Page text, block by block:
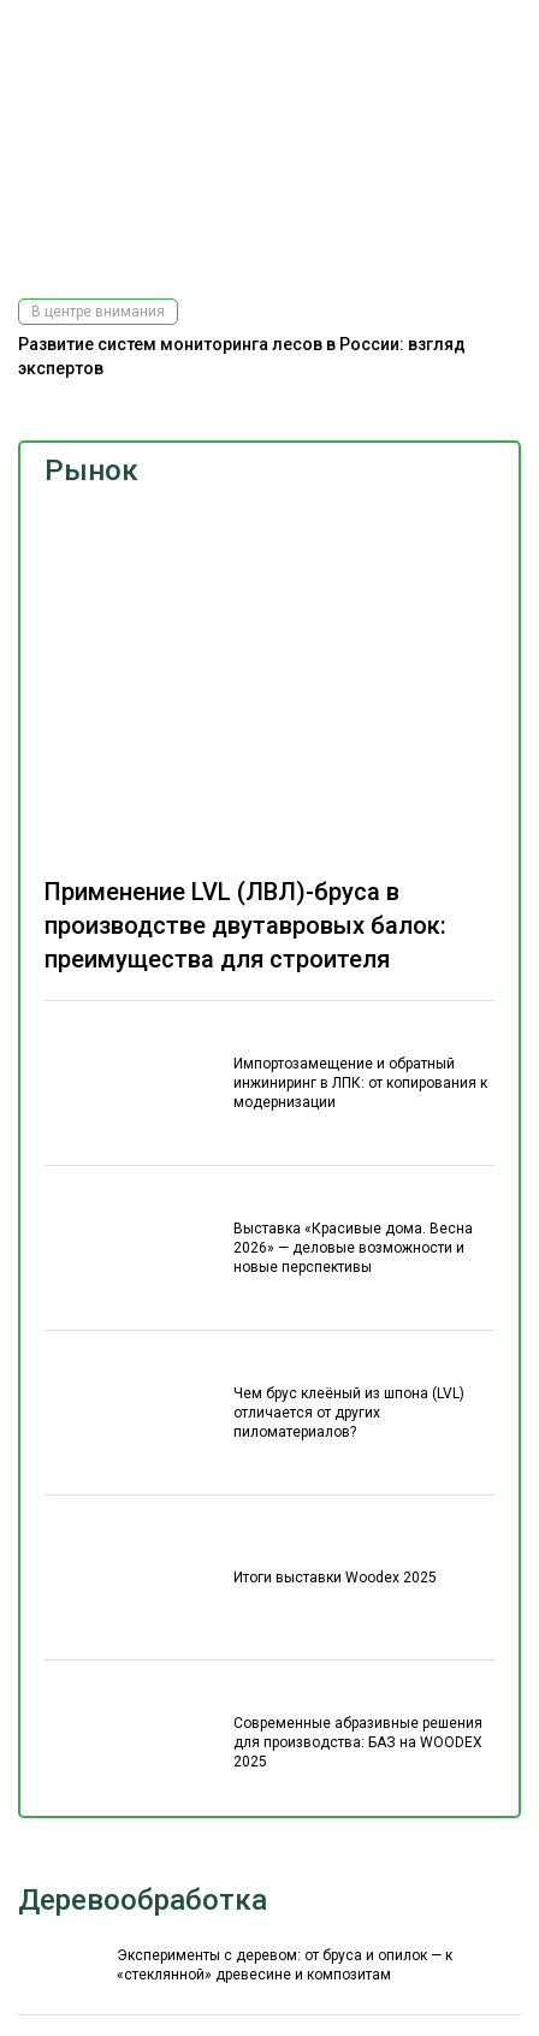
Рынок
Импортозамещение и обратный
инжиниринг в ЛПК: от копирования к
модернизации
Выставка «Красивые дома. Весна
2026» — деловые возможности и
новые перспективы
Чем брус клеёный из шпона (LVL)
отличается от других
пиломатериалов?
Итоги выставки Woodex 2025
Современные абразивные решения
для производства: БАЗ на WOODEX
2025
Применение LVL (ЛВЛ)-бруса в
производстве двутавровых балок:
преимущества для строителя
В центре внимания
Развитие систем мониторинга лесов в России: взгляд
экспертов
Деревообработка
Эксперименты с деревом: от бруса и опилок — к
«стеклянной» древесине и композитам